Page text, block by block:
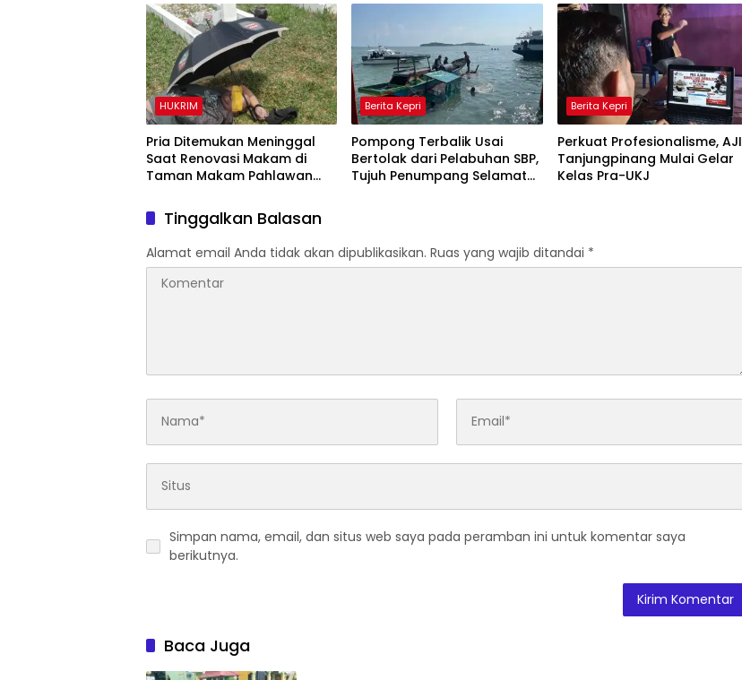
Ribuan Jiwa
HUKRIM
Pria Ditemukan Meninggal
Saat Renovasi Makam di
Taman Makam Pahlawan
Berita Kepri
Pompong Terbalik Usai
Bertolak dari Pelabuhan SBP,
Tujuh Penumpang Selamat
Berita Kepri
Perkuat Profesionalisme, AJI
Tanjungpinang Mulai Gelar
Kelas Pra-UKJ
Tinggalkan Balasan
Alamat email Anda tidak akan dipublikasikan. Ruas yang wajib ditandai *
Simpan nama, email, dan situs web saya pada peramban ini untuk komentar saya
berikutnya.
Baca Juga